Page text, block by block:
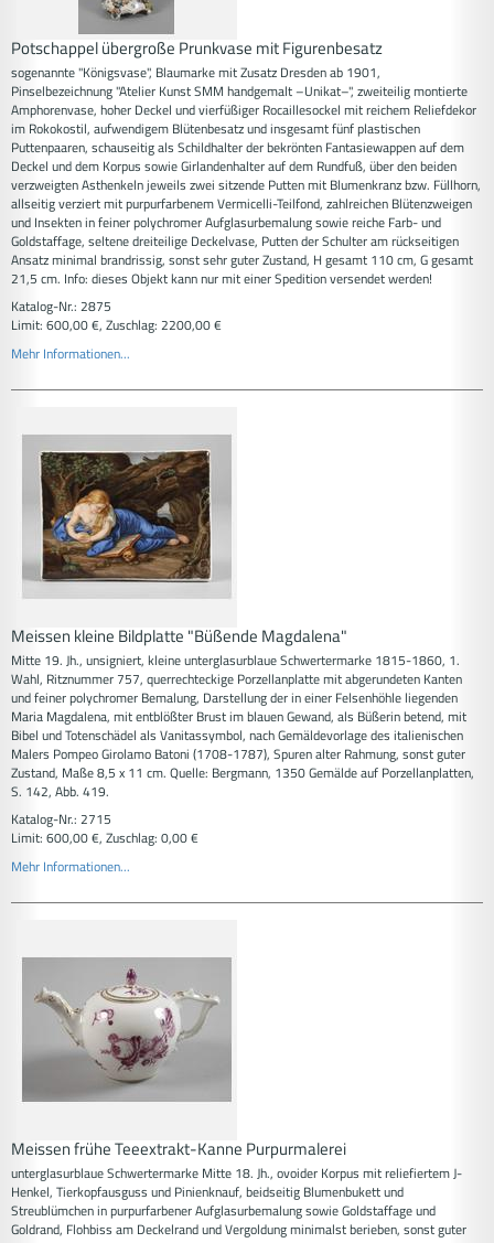
Potschappel übergroße Prunkvase mit Figurenbesatz
sogenannte "Königsvase", Blaumarke mit Zusatz Dresden ab 1901,
Pinselbezeichnung "Atelier Kunst SMM handgemalt –Unikat–", zweiteilig montierte
Amphorenvase, hoher Deckel und vierfüßiger Rocaillesockel mit reichem Reliefdekor
im Rokokostil, aufwendigem Blütenbesatz und insgesamt fünf plastischen
Puttenpaaren, schauseitig als Schildhalter der bekrönten Fantasiewappen auf dem
Deckel und dem Korpus sowie Girlandenhalter auf dem Rundfuß, über den beiden
verzweigten Asthenkeln jeweils zwei sitzende Putten mit Blumenkranz bzw. Füllhorn,
allseitig verziert mit purpurfarbenem Vermicelli-Teilfond, zahlreichen Blütenzweigen
und Insekten in feiner polychromer Aufglasurbemalung sowie reiche Farb- und
Goldstaffage, seltene dreiteilige Deckelvase, Putten der Schulter am rückseitigen
Ansatz minimal brandrissig, sonst sehr guter Zustand, H gesamt 110 cm, G gesamt
21,5 cm. Info: dieses Objekt kann nur mit einer Spedition versendet werden!
Katalog-Nr.: 2875
Limit: 600,00 €, Zuschlag: 2200,00 €
Mehr Informationen...
Meissen kleine Bildplatte "Büßende Magdalena"
Mitte 19. Jh., unsigniert, kleine unterglasurblaue Schwertermarke 1815-1860, 1.
Wahl, Ritznummer 757, querrechteckige Porzellanplatte mit abgerundeten Kanten
und feiner polychromer Bemalung, Darstellung der in einer Felsenhöhle liegenden
Maria Magdalena, mit entblößter Brust im blauen Gewand, als Büßerin betend, mit
Bibel und Totenschädel als Vanitassymbol, nach Gemäldevorlage des italienischen
Malers Pompeo Girolamo Batoni (1708-1787), Spuren alter Rahmung, sonst guter
Zustand, Maße 8,5 x 11 cm. Quelle: Bergmann, 1350 Gemälde auf Porzellanplatten,
S. 142, Abb. 419.
Katalog-Nr.: 2715
Limit: 600,00 €, Zuschlag: 0,00 €
Mehr Informationen...
Meissen frühe Teeextrakt-Kanne Purpurmalerei
unterglasurblaue Schwertermarke Mitte 18. Jh., ovoider Korpus mit reliefiertem J-
Henkel, Tierkopfausguss und Pinienknauf, beidseitig Blumenbukett und
Streublümchen in purpurfarbener Aufglasurbemalung sowie Goldstaffage und
Goldrand, Flohbiss am Deckelrand und Vergoldung minimalst berieben, sonst guter